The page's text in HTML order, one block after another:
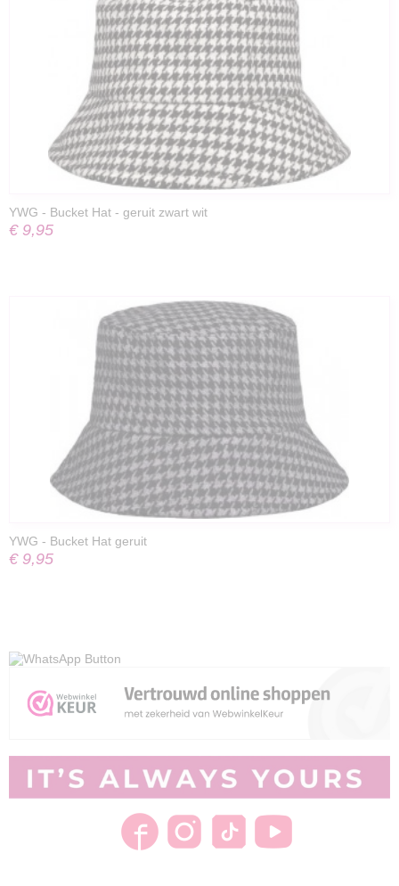
YWG - Bucket Hat - geruit zwart wit
€ 9,95
YWG - Bucket Hat geruit
€ 9,95